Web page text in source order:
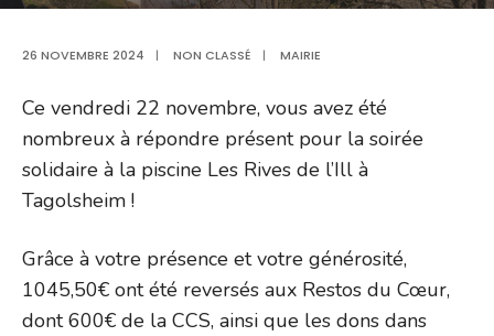
26 NOVEMBRE 2024 | NON CLASSÉ | MAIRIE
Ce vendredi 22 novembre, vous avez été
nombreux à répondre présent pour la soirée
solidaire à la piscine Les Rives de l’Ill à
Tagolsheim !
Grâce à votre présence et votre générosité,
1045,50€ ont été reversés aux Restos du Cœur,
dont 600€ de la CCS, ainsi que les dons dans